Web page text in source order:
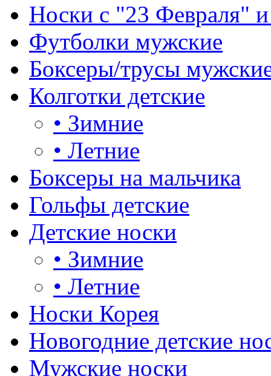
Носки с "23 Февраля"
Футболки мужские
Боксеры/трусы
Колготки детские
• Зимние
• Летние
Боксеры на мальчика
Гольфы детские
Детские носки
• Зимние
• Летние
Носки Корея
Новогодние детские
Мужские носки